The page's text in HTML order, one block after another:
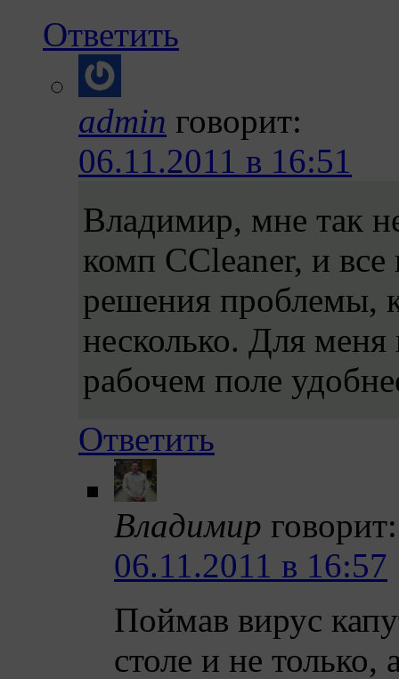
Ответить
admin говорит:
06.11.2011 в 16:51
Владимир, мне так
комп CCleaner, и
решения проблемы,
несколько. Для меня
рабочем поле
Ответить
Владимир говорит:
06.11.2011 в 16:57
Поймав вирус
столе и не